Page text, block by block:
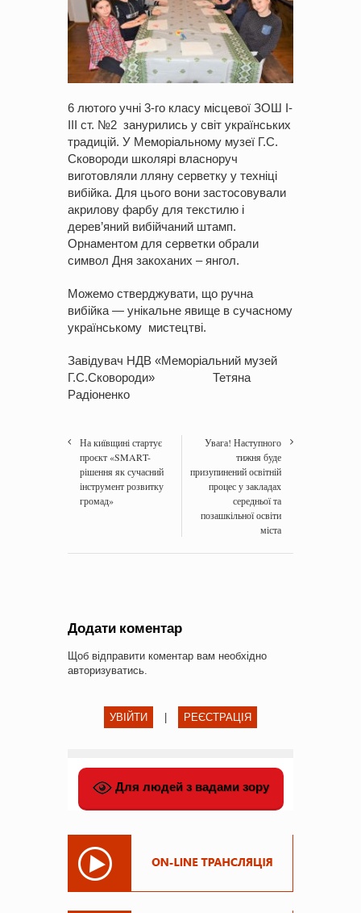
6 лютого учні 3-го класу місцевої ЗОШ І-
ІІІ ст. №2 занурились у світ українських
традицій. У Меморіальному музеї Г.С.
Сковороди школярі власноруч
виготовляли лляну серветку у техніці
вибійка. Для цього вони застосовували
акрилову фарбу для текстилю і
дерев’яний вибійчаний штамп.
Орнаментом для серветки обрали
символ Дня закоханих – янгол.
Можемо стверджувати, що ручна
вибійка — унікальне явище в сучасному
українському мистецтві.
Завідувач НДВ «Меморіальний музей
Г.С.Сковороди» Тетяна
Радіоненко
На київщині стартує
проєкт «SMART-
рішення як сучасний
інструмент розвитку
громад»
Увага! Наступного
тижня буде
призупинений освітній
процес у закладах
середньої та
позашкільної освіти
міста
Додати коментар
Щоб відправити коментар вам необхідно
авторизуватись.
УВІЙТИ РЕЄСТРАЦІЯ
Для людей з вадами зору